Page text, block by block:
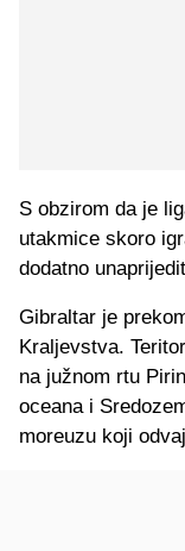
S obzirom da je
utakmice skoro
dodatno
Gibraltar je
Kraljevstva.
na južnom rtu
oceana i
moreuzu koji